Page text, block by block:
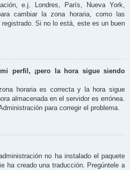
e.j. Londres, París, Nueva York,
cambiar la zona horaria, como las
Si no lo está, este es un buen
perfil, ¡pero la hora sigue siendo
horaria es correcta y la hora sigue
almacenada en el servidor es errónea.
para corregir el problema.
no ha instalado el paquete
ha creado una traducción. Pregúntele a